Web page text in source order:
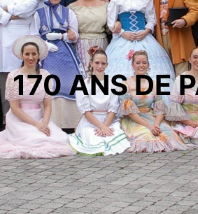
170 ANS DE